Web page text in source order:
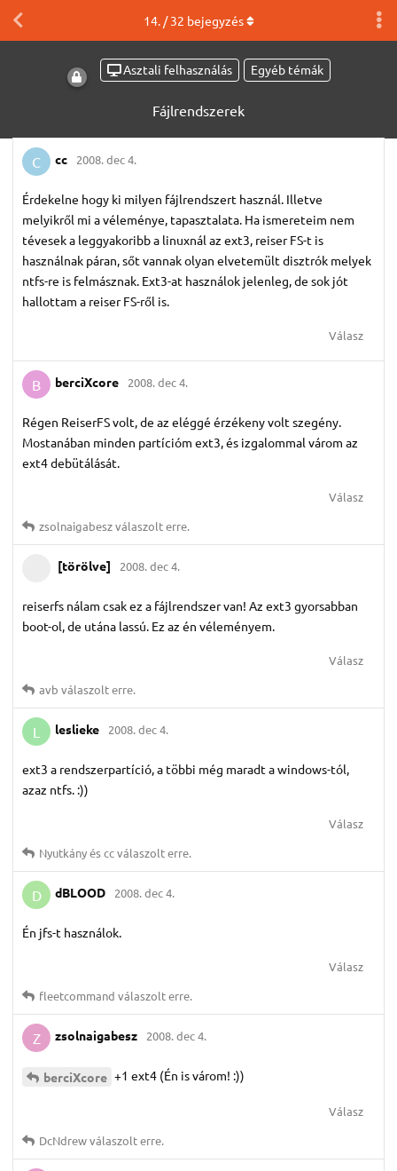
Asztali felhasználás Egyéb témák
Fájlrendszerek
14. /32 bejegyzés
C cc 2008. dec 4.
Érdekelne hogy ki milyen fájlrendszert használ. Illetve
melyikről mi a véleménye, tapasztalata. Ha ismereteim nem
tévesek a leggyakoribb a linuxnál az ext3, reiser FS-t is
használnak páran, sőt vannak olyan elvetemült disztrók melyek
ntfs-re is felmásznak. Ext3-at használok jelenleg, de sok jót
hallottam a reiser FS-ről is.
Válasz
B berciXcore 2008. dec 4.
Régen ReiserFS volt, de az eléggé érzékeny volt szegény.
Mostanában minden partícióm ext3, és izgalommal várom az
ext4 debütálását.
Válasz
zsolnaigabeszválaszolt erre.
[törölve] 2008. dec 4.
reiserfs nálam csak ez a fájlrendszer van! Az ext3 gyorsabban
boot-ol, de utána lassú. Ez az én véleményem.
Válasz
avb válaszolt erre.
L leslieke 2008. dec 4.
ext3 a rendszerpartíció, a többi még maradt a windows-tól,
azaz ntfs. :))
Válasz
Nyutkányésccválaszolt erre.
D dBLOOD 2008. dec 4.
Én jfs-t használok.
Válasz
fleetcommand válaszolt erre.
Z zsolnaigabesz 2008. dec 4.
berciXcore +1 ext4 (Én is várom! :))
Válasz
DcNdrewválaszolt erre.